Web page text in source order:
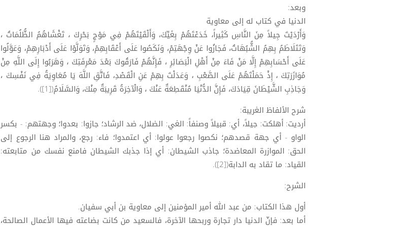
وبعد:
الدنيا في كتاب له إلى معاوية
وَأَرْدَيْتَ جِيلاً مِنَ النَّاسِ كَثِيراً، خَدَعْتَهُمْ بِغَيِّكَ، وَأَلْقَيْتَهُمْ فِي مَوْجٍ بَحْرِكَ ، تَغْشَاهُمُ الظُّلُمَاتُ ،
وَتَتَلَاطَمُ بِهِمُ الشُّبُهَاتُ، فَجَازُوا عَنْ وِجْهَتِمْ، وَنَكَصُوا عَلَى أَعْقَابِهِمْ، وَتَوَلَّوْا عَلَى أَدْبَارِهِمْ، وَعَوَّلُوا
عَلَى أَحْسَابِهِمْ إِلَّا مَنْ فَاءَ مِنْ أَهْلِ الْبَصَائِرِ ، فَإِنَّهُمْ فَارَقُوكَ بَعْدَ مَعْرِفَتِكَ ، وَهَرَبُوا إِلَى اللَّهِ مِنْ
مُوَازَرَتِكَ ، إِذْ حَمَلْتَهُمْ عَلَى الصَّعْبِ ، وَعَدَلْتَ بِهِمْ عَنِ الْقَصْدِ، فَاتَّقِ اللَّهَ يَا مُعَاوِيَةُ فِي نَفْسِكَ ،
وَجَاذِبِ الشَّيْطَانَ قِيَادَكَ، فَإِنَّ الدُّنْيَا مُنْقَطِعَةٌ عَنْكَ ، وَالْآخِرَةُ قَرِيبَةٌ مِنْكَ، وَالسَّلَامُ([1]).
شرح الألفاظ الغريبة:
أرديت: أهلكت: جيلاً، أي: قبيلاً وصنفاً: الغي: الضلال، ضد الرشاد؛ جازوا: بعدوا؛ وجهتهم: - بكسر
الواو - أي جهة قصدهم؛ نكصوا رجعوا عولوا: أي اعتمدوا؛ فاء: رجع، والمراد هنا الرجوع إلى
الحق: الموازرة المعاضدة؛ جاذب الشيطان: أي إذا جذبك الشيطان فامنع نفسك من متابعته:
القياد: ما تقاد به الدابة([2]).
الشرح:
أول هذا الكتاب: من عبد الله أمير المؤمنين إلى معاوية بن أبي سفيان.
أما بعد: فإنّ الدنيا دار تجارة وربحها الآخرة، فالسعيد من كانت بضاعته فيها الأعمال الصالحة،